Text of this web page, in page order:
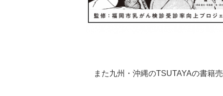
また九州・沖縄のTSUTAYAの書籍